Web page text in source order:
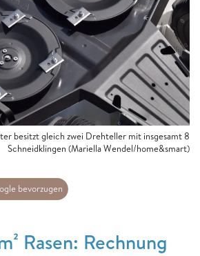
besitzt gleich zwei Drehteller mit insgesamt 8
Schneidklingen (Mariella Wendel/home&smart)
bevorzugen
Rasen: Rechnung